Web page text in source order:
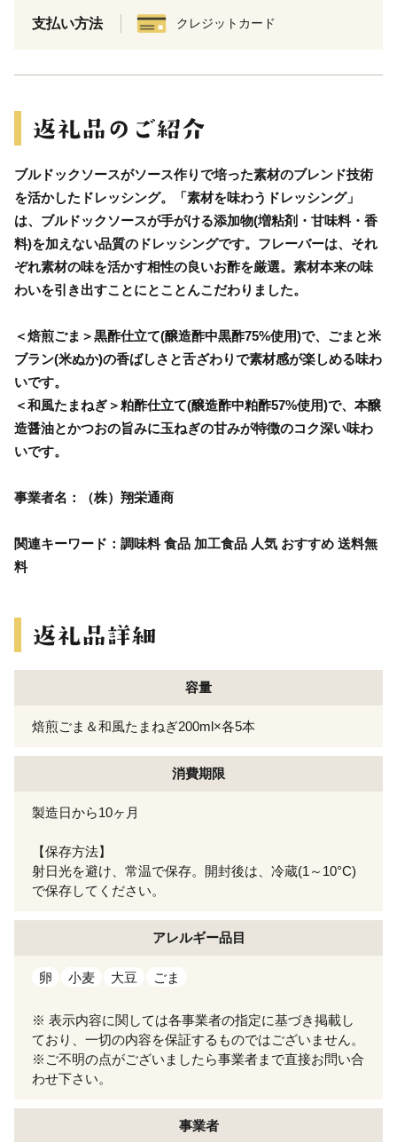
支払い方法 クレジットカード
ブルドックソースがソース作りで培った素材のブレンド技術
を活かしたドレッシング。「素材を味わうドレッシング」
は、ブルドックソースが手がける添加物(増粘剤・甘味料・香
料)を加えない品質のドレッシングです。フレーバーは、それ
ぞれ素材の味を活かす相性の良いお酢を厳選。素材本来の味
わいを引き出すことにとことんこだわりました。
＜焙煎ごま＞黒酢仕立て(醸造酢中黒酢75%使用)で、ごまと米
ブラン(米ぬか)の香ばしさと舌ざわりで素材感が楽しめる味わ
いです。
＜和風たまねぎ＞粕酢仕立て(醸造酢中粕酢57%使用)で、本醸
造醤油とかつおの旨みに玉ねぎの甘みが特徴のコク深い味わ
いです。
事業者名：（株）翔栄通商
関連キーワード：調味料 食品 加工食品 人気 おすすめ 送料無
料
容量
焙煎ごま＆和風たまねぎ200ml×各5本
消費期限
製造日から10ヶ月
【保存方法】
射日光を避け、常温で保存。開封後は、冷蔵(1～10°C)
で保存してください。
アレルギー品目
卵 小麦 大豆 ごま
※ 表示内容に関しては各事業者の指定に基づき掲載し
ており、一切の内容を保証するものではございません。
※ご不明の点がございましたら事業者まで直接お問い合
わせ下さい。
事業者